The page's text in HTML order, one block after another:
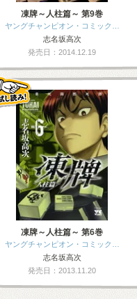
凍牌～人柱篇～ 第9巻
ヤングチャンピオン・コミック…
志名坂高次
発売日：2014.12.19
凍牌～人柱篇～ 第6巻
ヤングチャンピオン・コミック…
志名坂高次
発売日：2013.11.20